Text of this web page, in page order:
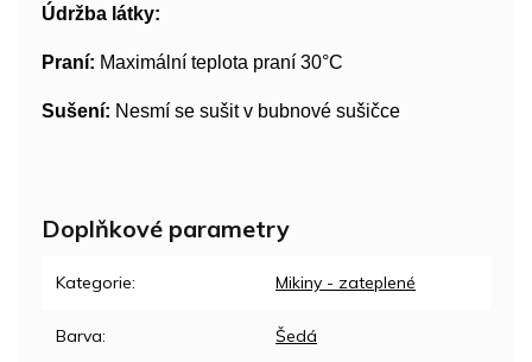
Údržba látky:
Praní: Maximální teplota praní 30°C
Sušení: Nesmí se sušit v bubnové sušičce
Doplňkové parametry
Kategorie: Mikiny - zateplené
Barva: Šedá